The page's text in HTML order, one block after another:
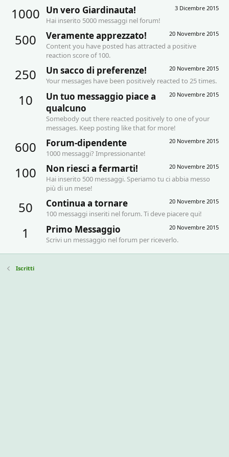
1000 3 Dicembre 2015
Un vero Giardinauta!
Hai inserito 5000 messaggi nel forum!
500 20 Novembre 2015
Veramente apprezzato!
Content you have posted has attracted a positive
reaction score of 100.
250 20 Novembre 2015
Un sacco di preferenze!
Your messages have been positively reacted to 25 times.
10 20 Novembre 2015
Un tuo messaggio piace a
qualcuno
Somebody out there reacted positively to one of your
messages. Keep posting like that for more!
600 20 Novembre 2015
Forum-dipendente
1000 messaggi? Impressionante!
100 20 Novembre 2015
Non riesci a fermarti!
Hai inserito 500 messaggi. Speriamo tu ci abbia messo
più di un mese!
50 20 Novembre 2015
Continua a tornare
100 messaggi inseriti nel forum. Ti deve piacere qui!
1 20 Novembre 2015
Primo Messaggio
Scrivi un messaggio nel forum per riceverlo.
Iscritti